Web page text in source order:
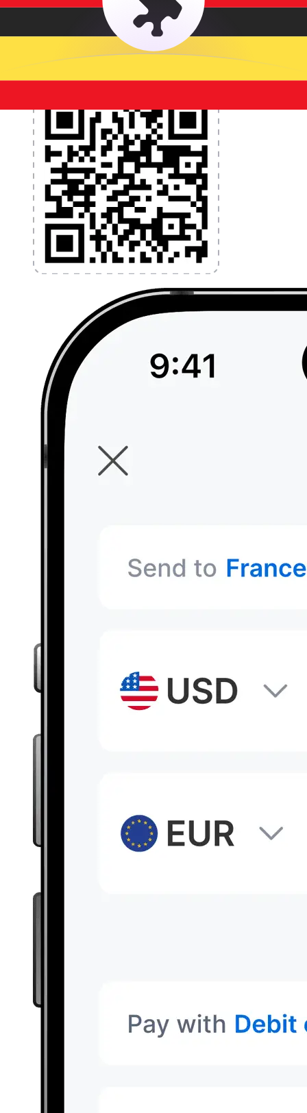
programmez des alertes de taux et transférez de
l'argent à l'étranger sans frais cachés. Téléchargez
l'application dès aujourd'hui !